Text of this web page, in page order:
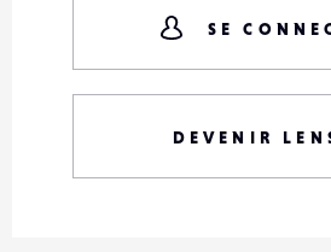
SE
DEVENIR